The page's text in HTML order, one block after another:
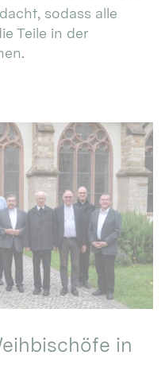
sodass alle
Teile in der
in